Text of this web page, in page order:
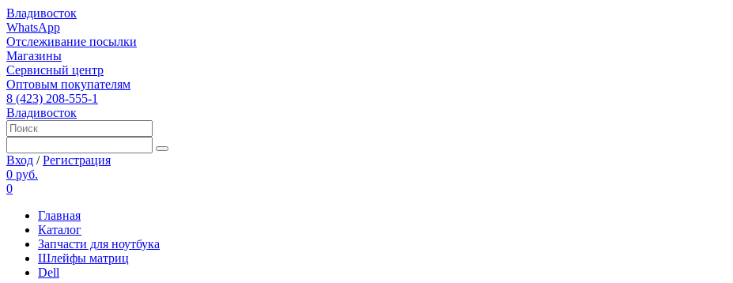
Владивосток
WhatsApp
Отслеживание посылки
Магазины
Сервисный центр
Оптовым покупателям
8 (423) 208-555-1
Владивосток
Вход /Регистрация
0 руб.
0
Главная
Каталог
Запчасти для ноутбука
Шлейфы матриц
Dell